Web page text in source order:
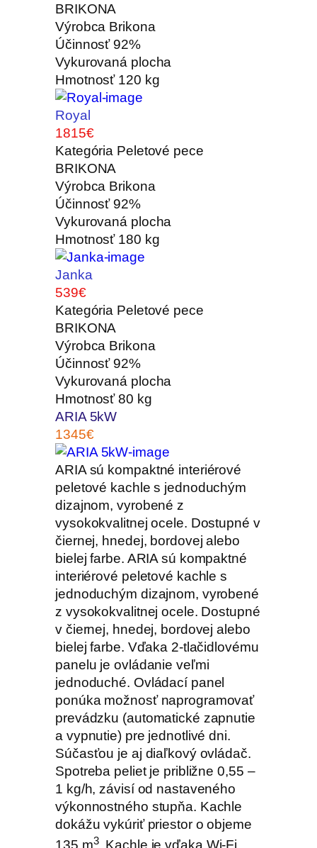
BRIKONA
Výrobca Brikona
Účinnosť92%
Vykurovaná plocha
Hmotnosť120 kg
Royal
1815€
Kategória Peletové pece
BRIKONA
Výrobca Brikona
Účinnosť92%
Vykurovaná plocha
Hmotnosť180 kg
Janka
539€
Kategória Peletové pece
BRIKONA
Výrobca Brikona
Účinnosť92%
Vykurovaná plocha
Hmotnosť80 kg
ARIA 5kW
1345€
ARIA sú kompaktné interiérové
peletové kachle s jednoduchým
dizajnom, vyrobené z
vysokokvalitnej ocele. Dostupné v
čiernej, hnedej, bordovej alebo
bielej farbe. ARIA sú kompaktné
interiérové peletové kachle s
jednoduchým dizajnom, vyrobené
z vysokokvalitnej ocele. Dostupné
v čiernej, hnedej, bordovej alebo
bielej farbe. Vďaka 2-tlačidlovému
panelu je ovládanie veľmi
jednoduché. Ovládací panel
ponúka možnosť naprogramovať
prevádzku (automatické zapnutie
a vypnutie) pre jednotlivé dni.
Súčasťou je aj diaľkový ovládač.
Spotreba peliet je približne 0,55 –
1 kg/h, závisí od nastaveného
výkonnostného stupňa. Kachle
dokážu vykúriť priestor o objeme
135 m3. Kachle je vďaka Wi-Fi